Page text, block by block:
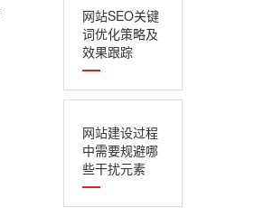
网站SEO关键
词优化策略及
效果跟踪
网站建设过程
中需要规避哪
些干扰元素